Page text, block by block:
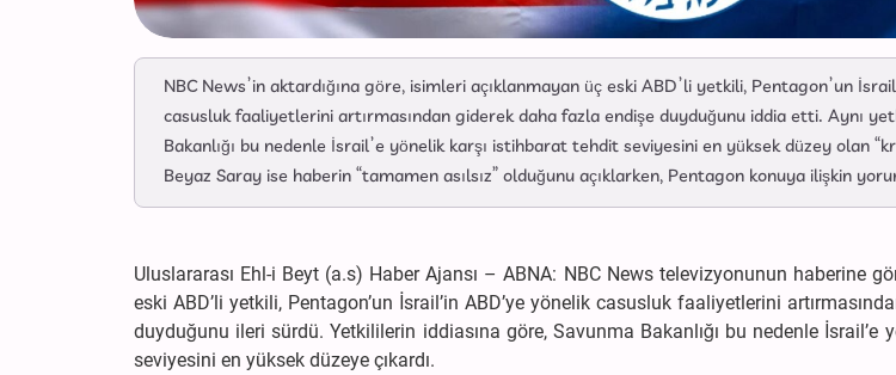
NBC News’in aktardığına göre, isimleri açıklanmayan üç eski ABD’li yetkili, Pentagon’un
casusluk faaliyetlerini artırmasından giderek daha fazla endişe duyduğunu iddia etti. Aynı
Bakanlığı bu nedenle İsrail’e yönelik karşı istihbarat tehdit seviyesini en yüksek düzey olan
Beyaz Saray ise haberin “tamamen asılsız” olduğunu açıklarken, Pentagon konuya ilişkin
Uluslararası Ehl-i Beyt (a.s) Haber Ajansı – ABNA: NBC News televizyonunun haberine
eski ABD’li yetkili, Pentagon’un İsrail’in ABD’ye yönelik casusluk faaliyetlerini
duyduğunu ileri sürdü. Yetkililerin iddiasına göre, Savunma Bakanlığı bu nedenle İsrail’e
seviyesini en yüksek düzeye çıkardı.